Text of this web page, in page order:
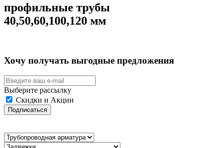
профильные трубы
40,50,60,100,120 мм
Хочу получать выгодные предложения
Выберите рассылку
Скидки и Акции
Подписаться